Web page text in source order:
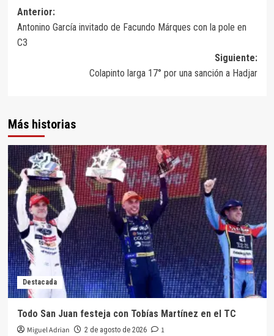
Navegación
de
Anterior:
Antonino García invitado de Facundo Márques con la pole en
C3
Siguiente:
Colapinto larga 17° por una sanción a Hadjar
Más historias
Destacada
Todo San Juan festeja con Tobías Martínez en el TC
Miguel Adrian 2 de agosto de 2026 1